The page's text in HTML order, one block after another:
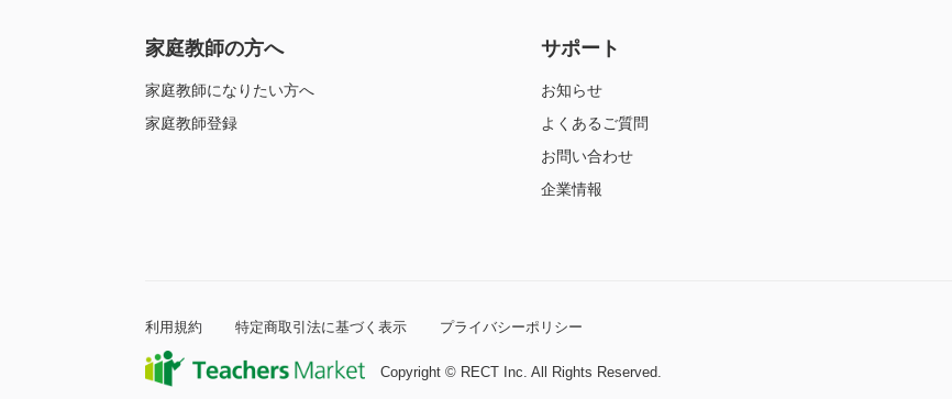
家庭教師の方へ
家庭教師になりたい方へ
家庭教師登録
サポート
お知らせ
よくあるご質問
お問い合わせ
企業情報
利用規約 特定商取引法に基づく表示 プライバシーポリシー
Copyright © RECT Inc. All Rights Reserved.